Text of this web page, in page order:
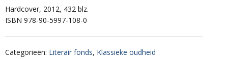
Hardcover, 2012, 432 blz.
ISBN 978-90-5997-108-0
Categorieën: Literair fonds, Klassieke oudheid